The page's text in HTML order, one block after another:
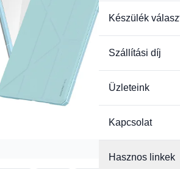
Készülék
Szállítási díj
Üzleteink
Kapcsolat
Hasznos linkek